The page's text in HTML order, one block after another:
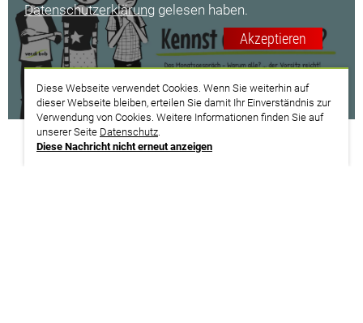
Diese Webseite verwendet Cookies. Wenn Sie weiterhin auf
dieser Webseite bleiben, erteilen Sie damit Ihr Einverständnis zur
Verwendung von Cookies. Weitere Informationen finden Sie auf
unserer Seite Datenschutz.
Diese Nachricht nicht erneut anzeigen
Datenschutzerklärung gelesen haben.
Akzeptieren